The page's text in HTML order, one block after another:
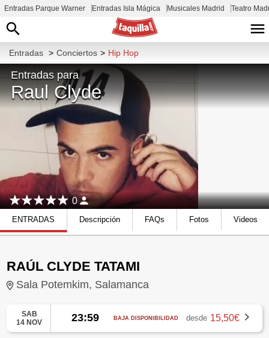
Entradas Parque Warner Entradas Isla Mágica Musicales Madrid Teatro
Entradas > Conciertos > Hip Hop
Entradas para
Raul Clyde
0
ENTRADAS Descripción FAQs Fotos Videos
RAÚL CLYDE TATAMI
Sala Potemkim, Salamanca
SAB
14 NOV
23:59 BAJA DISPONIBILIDAD desde 15,50€